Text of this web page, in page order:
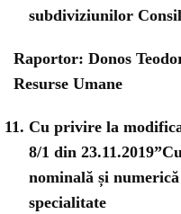
subdiviziunilor
Raportor: Donos
Resurse Umane
Cu privire la
8/1 din
nominală și
specialitate